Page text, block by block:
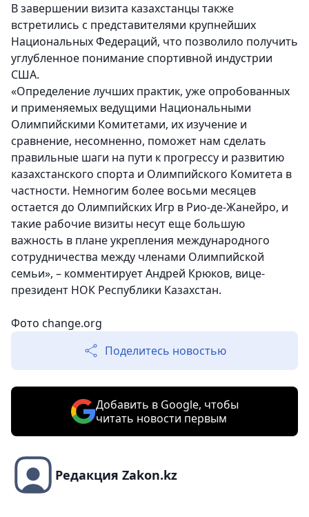
В завершении визита казахстанцы также
встретились с представителями крупнейших
Национальных Федераций, что позволило получить
углубленное понимание спортивной индустрии
США.
«Определение лучших практик, уже опробованных
и применяемых ведущими Национальными
Олимпийскими Комитетами, их изучение и
сравнение, несомненно, поможет нам сделать
правильные шаги на пути к прогрессу и развитию
казахстанского спорта и Олимпийского Комитета в
частности. Немногим более восьми месяцев
остается до Олимпийских Игр в Рио-де-Жанейро, и
такие рабочие визиты несут еще большую
важность в плане укрепления международного
сотрудничества между членами Олимпийской
семьи», – комментируетАндрей Крюков, вице-
президент НОК Республики Казахстан.
Фото change.org
Поделитесь новостью
Добавить в Google, чтобы
читать новости первым
Редакция Zakon.kz